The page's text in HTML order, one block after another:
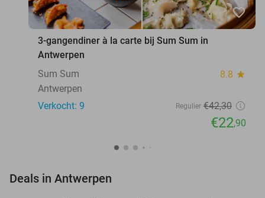
favorite_border
3-gangendiner à la carte bij Sum Sum in
Antwerpen
Sum Sum
8.8 star
Antwerpen
Verkocht: 9
Regulier €42,30
€22,90
Deals in Antwerpen